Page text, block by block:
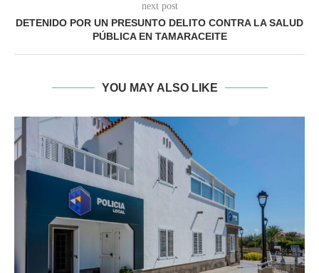
next post
DETENIDO POR UN PRESUNTO DELITO CONTRA LA SALUD
PÚBLICA EN TAMARACEITE
YOU MAY ALSO LIKE